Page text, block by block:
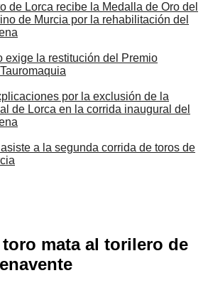
de Lorca recibe la Medalla de Oro del
de Murcia por la rehabilitación del
exige la restitución del Premio
por la exclusión de la
de Lorca en la corrida inaugural del
a la segunda corrida de toros de
toro mata al torilero de